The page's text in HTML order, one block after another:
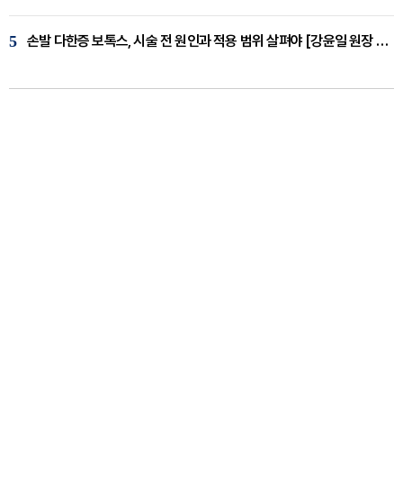
5 손발 다한증 보톡스, 시술 전 원인과 적용 범위 살펴야 [강윤일 원장 칼럼]